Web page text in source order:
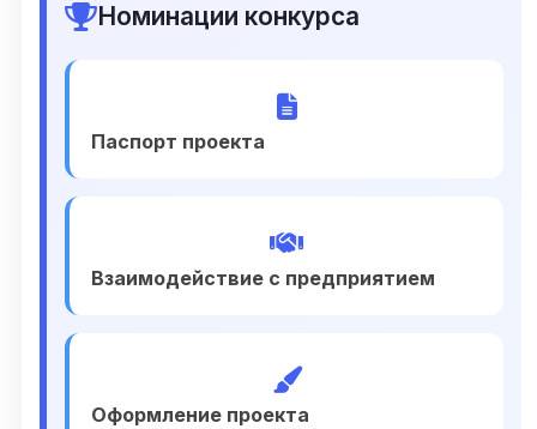
Номинации конкурса
Паспорт проекта
Взаимодействие с предприятием
Оформление проекта